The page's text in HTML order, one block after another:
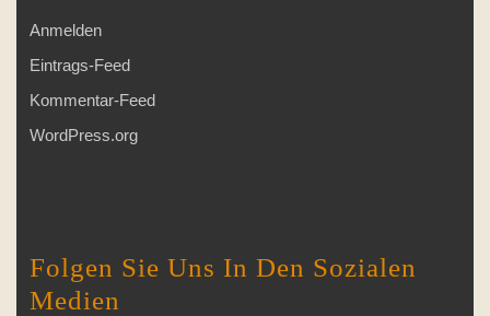
Anmelden
Eintrags-Feed
Kommentar-Feed
WordPress.org
Folgen Sie Uns In Den Sozialen
Medien